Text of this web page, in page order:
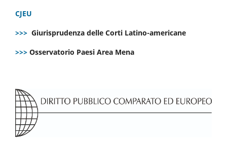
CJEU
>>> Giurisprudenza delle Corti Latino-americane
>>> Osservatorio Paesi Area Mena